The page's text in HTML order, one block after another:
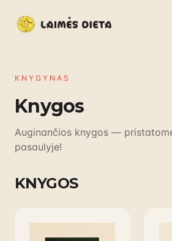
Apie
KNYGYNAS
Knygos
Auginančios knygos —
pasaulyje!
KNYGOS